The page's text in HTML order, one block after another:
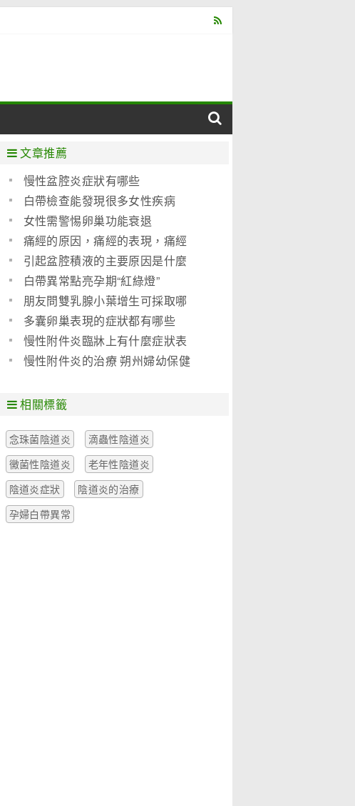
肝病
泌尿科
心血管
口腔科
文章推薦
慢性盆腔炎症狀有哪些
白帶檢查能發現很多女性疾病
女性需警惕卵巢功能衰退
痛經的原因，痛經的表現，痛經
的鑑別
引起盆腔積液的主要原因是什麼
白帶異常點亮孕期“紅綠燈”
朋友問雙乳腺小葉增生可採取哪
些防治措施
多囊卵巢表現的症狀都有哪些
慢性附件炎臨牀上有什麼症狀表
現
慢性附件炎的治療 朔州婦幼保健
相關標籤
念珠菌陰道炎
滴蟲性陰道炎
黴菌性陰道炎
老年性陰道炎
陰道炎症狀
陰道炎的治療
孕婦白帶異常